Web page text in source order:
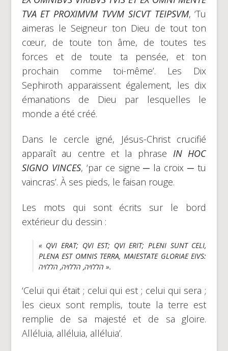
TVA ET PROXIMVM TVVM SICVT TEIPSVM, ‘Tu
aimeras le Seigneur ton Dieu de tout ton
cœur, de toute ton âme, de toutes tes
forces et de toute ta pensée, et ton
prochain comme toi-même’. Les Dix
Sephiroth apparaissent également, les dix
émanations de Dieu par lesquelles le
monde a été créé.
Dans le cercle igné, Jésus-Christ crucifié
apparaît au centre et la phrase IN HOC
SIGNO VINCES, ‘par ce signe ─ la croix ─ tu
vaincras’. À ses pieds, le faisan rouge.
Les mots qui sont écrits sur le bord
extérieur du dessin :
« QVI ERAT; QVI EST; QVI ERIT; PLENI SUNT CELI,
PLENA EST OMNIS TERRA, MAIESTATE GLORIAE EIVS:
הללויה, הללויה, הללויה ».
‘Celui qui était ; celui qui est ; celui qui sera ;
les cieux sont remplis, toute la terre est
remplie de sa majesté et de sa gloire.
Alléluia, alléluia, alléluia’.